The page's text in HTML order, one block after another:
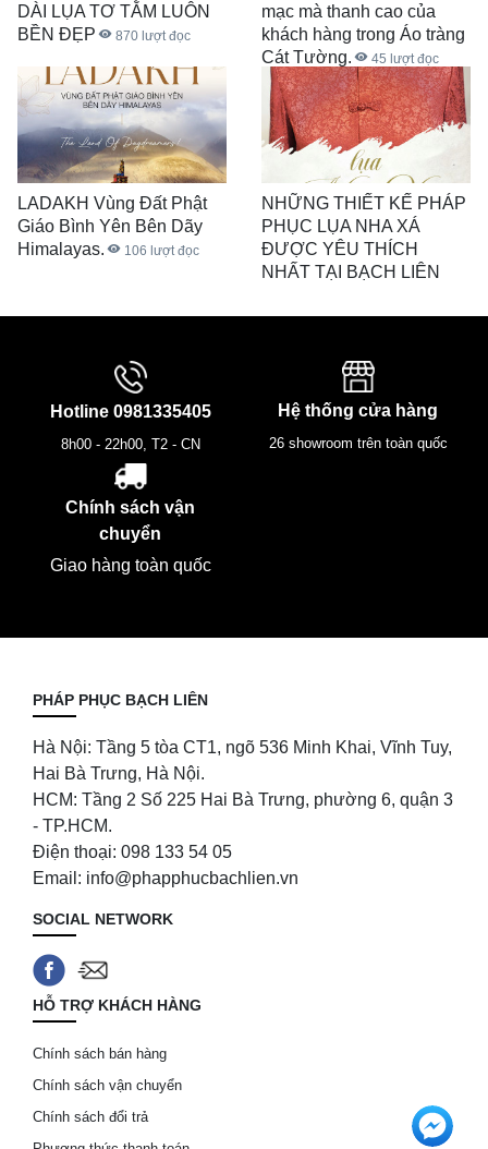
DÀI LỤA TƠ TẰM LUÔN
BỀN ĐẸP
870 lượt đọc
mạc mà thanh cao của
khách hàng trong Áo tràng
Cát Tường.
45 lượt đọc
LADAKH Vùng Đất Phật
Giáo Bình Yên Bên Dãy
Himalayas.
106 lượt đọc
NHỮNG THIẾT KẾ PHÁP
PHỤC LỤA NHA XÁ
ĐƯỢC YÊU THÍCH
NHẤT TẠI BẠCH LIÊN
Hotline 0981335405
8h00 - 22h00, T2 - CN
Hệ thống cửa hàng
26 showroom trên toàn quốc
Chính sách vận
chuyển
Giao hàng toàn quốc
PHÁP PHỤC BẠCH LIÊN
Hà Nội: Tầng 5 tòa CT1, ngõ 536 Minh Khai, Vĩnh Tuy,
Hai Bà Trưng, Hà Nội.
HCM: Tầng 2 Số 225 Hai Bà Trưng, phường 6, quận 3
- TP.HCM.
Điện thoại: 098 133 54 05
Email: info@phapphucbachlien.vn
SOCIAL NETWORK
HỖ TRỢ KHÁCH HÀNG
Chính sách bán hàng
Chính sách vận chuyển
Chính sách đổi trả